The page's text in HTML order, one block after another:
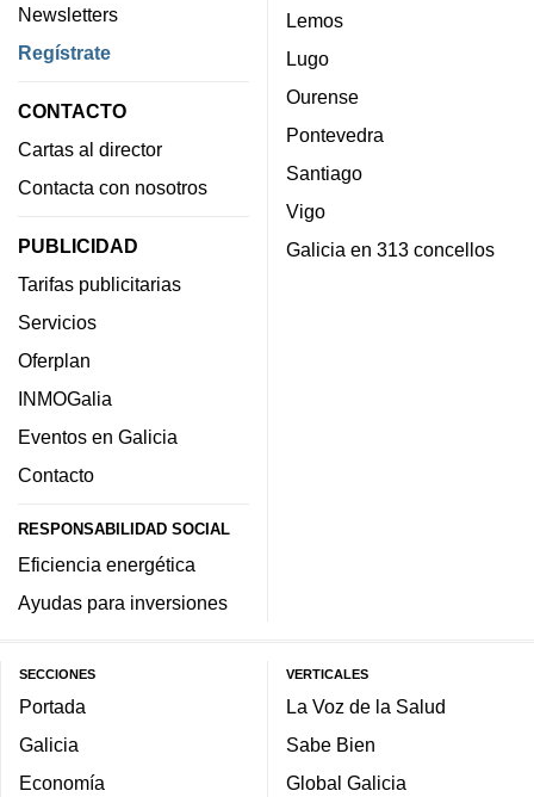
Newsletters
Regístrate
CONTACTO
Cartas al director
Contacta con nosotros
PUBLICIDAD
Tarifas publicitarias
Servicios
Oferplan
INMOGalia
Eventos en Galicia
Contacto
RESPONSABILIDAD SOCIAL
Eficiencia energética
Ayudas para inversiones
Lemos
Lugo
Ourense
Pontevedra
Santiago
Vigo
Galicia en 313 concellos
SECCIONES
Portada
Galicia
Economía
VERTICALES
La Voz de la Salud
Sabe Bien
Global Galicia